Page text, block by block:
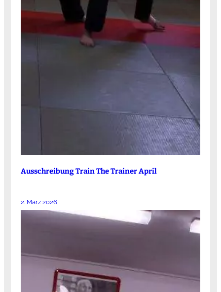
Ausschreibung Train The Trainer April
2. März 2026